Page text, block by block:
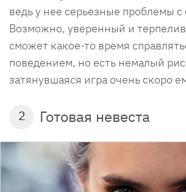
ведь у нее серьезные проблемы
Возможно, уверенный и
сможет какое-то время
поведением, но есть немалый
затянувшаяся игра очень скоро
2 Готовая невеста